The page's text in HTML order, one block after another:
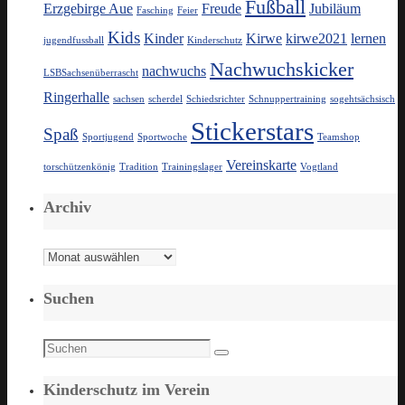
Erzgebirge Aue Fasching Feier Freude Fußball Jubiläum
jugendfussball Kids Kinder Kinderschutz Kirwe kirwe2021 lernen
LSBSachsenüberrascht nachwuchs Nachwuchskicker
Ringerhalle sachsen scherdel Schiedsrichter Schnuppertraining sogehtsächsisch
Spaß Sportjugend Sportwoche Stickerstars Teamshop
torschützenkönig Tradition Trainingslager Vereinskarte Vogtland
Archiv
Archiv
Suchen
Suchen
Suchen
Kinderschutz im Verein